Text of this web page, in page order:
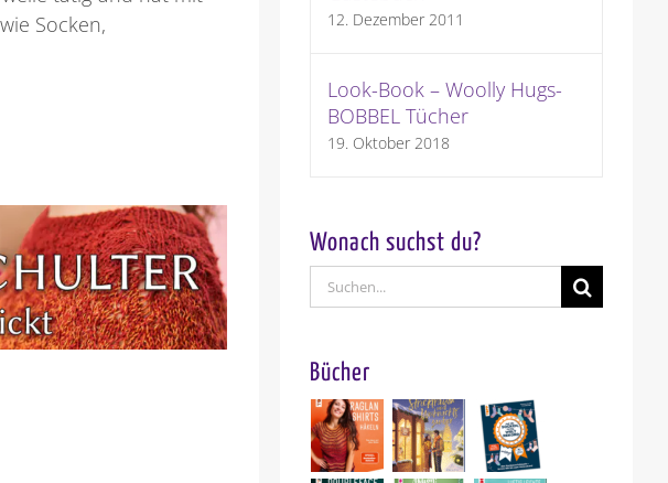
Socken,
Garnvorstellung: Woolly Hugs BOUCLE`
17. Juli 2026 | 0 Kommentare
12. Dezember 2011
Look-Book – Woolly Hugs-
BOBBEL Tücher
19. Oktober 2018
Wonach suchst du?
Suche
nach:
Bücher